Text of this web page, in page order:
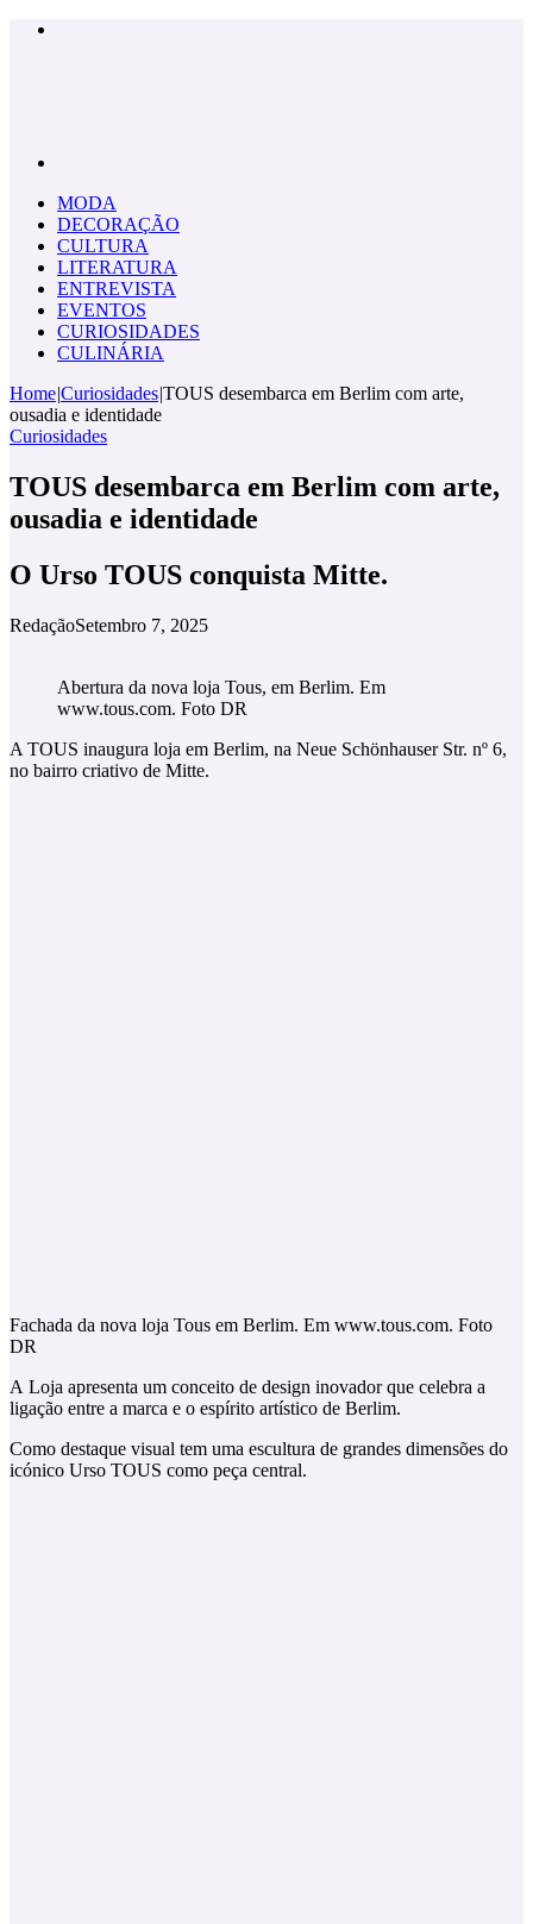
MODA
DECORAÇÃO
CULTURA
LITERATURA
ENTREVISTA
EVENTOS
CURIOSIDADES
CULINÁRIA
Home|Curiosidades|TOUS desembarca em Berlim com arte,
ousadia e identidade
Curiosidades
TOUS desembarca em Berlim com arte,
ousadia e identidade
O Urso TOUS conquista Mitte.
RedaçãoSetembro 7, 2025
Abertura da nova loja Tous, em Berlim. Em
www.tous.com. Foto DR
A TOUS inaugura loja em Berlim, na Neue Schönhauser Str. nº 6,
no bairro criativo de Mitte.
Fachada da nova loja Tous em Berlim. Em www.tous.com. Foto
DR
A Loja apresenta um conceito de design inovador que celebra a
ligação entre a marca e o espírito artístico de Berlim.
Como destaque visual tem uma escultura de grandes dimensões do
icónico Urso TOUS como peça central.